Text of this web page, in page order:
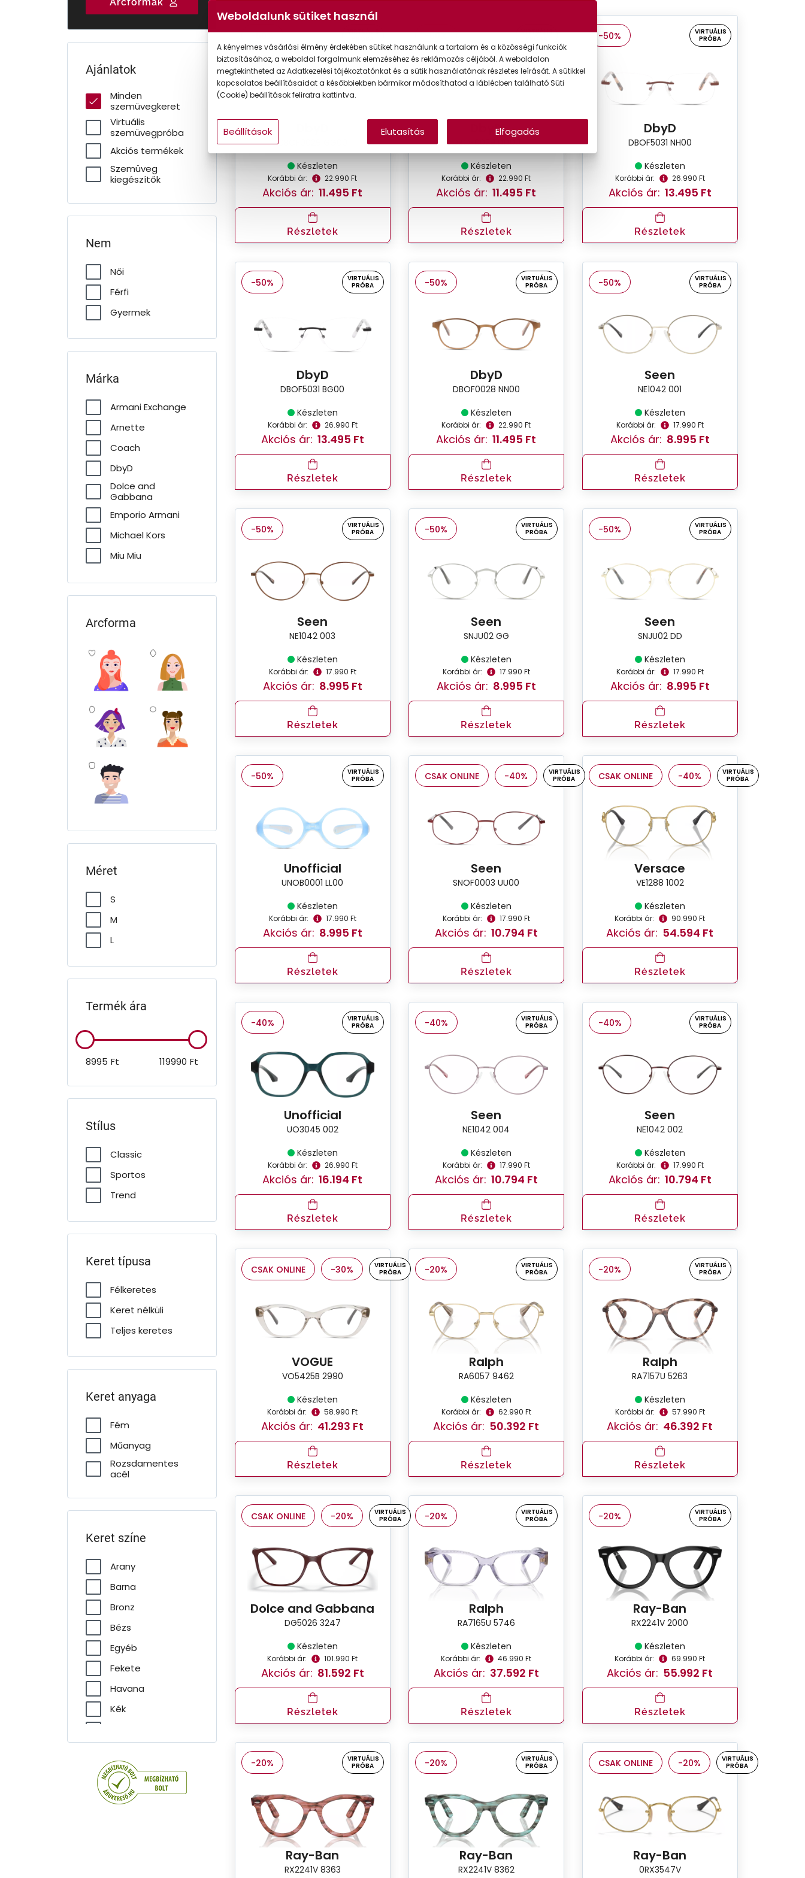
Ajánlatok
Minden
szemüvegkeret
Virtuális
szemüvegpróba
Akciós termékek
Szemüveg
kiegészítők
Nem
Női
Férfi
Gyermek
Márka
Armani Exchange
Arnette
Coach
DbyD
Dolce and
Gabbana
Emporio Armani
Michael Kors
Miu Miu
Ralph
Sferoflex
Ted Baker
Unofficial
VOGUE
Arcforma
Méret
S
M
L
Termék ára
8995 Ft 119990 Ft
Stílus
Classic
Sportos
Trend
Keret típusa
Félkeretes
Keret nélküli
Teljes keretes
Keret anyaga
Fém
Műanyag
Rozsdamentes
acél
Keret színe
Arany
Barna
Bronz
Bézs
Egyéb
Fekete
Havana
Kék
Rózsaszín
Szürke
-50%
VIRTUÁLIS
DBOF0029 GG00
Készleten
Korábbi ár: 22.990 Ft
Akciós ár: 11.495 Ft
Részletek
-50%
VIRTUÁLIS
DbyD
DBOF0029 DD00
Készleten
Korábbi ár: 22.990 Ft
Akciós ár: 11.495 Ft
Részletek
-50%
VIRTUÁLIS
PRÓBA
DbyD
DBOF5031 NH00
Készleten
Korábbi ár: 26.990 Ft
Akciós ár: 13.495 Ft
Részletek
-50%
VIRTUÁLIS
PRÓBA
DbyD
DBOF5031 BG00
Készleten
Korábbi ár: 26.990 Ft
Akciós ár: 13.495 Ft
Részletek
-50%
VIRTUÁLIS
PRÓBA
DbyD
DBOF0028 NN00
Készleten
Korábbi ár: 22.990 Ft
Akciós ár: 11.495 Ft
Részletek
-50%
VIRTUÁLIS
PRÓBA
Seen
NE1042 001
Készleten
Korábbi ár: 17.990 Ft
Akciós ár: 8.995 Ft
Részletek
-50%
VIRTUÁLIS
PRÓBA
Seen
NE1042 003
Készleten
Korábbi ár: 17.990 Ft
Akciós ár: 8.995 Ft
Részletek
-50%
VIRTUÁLIS
PRÓBA
Seen
SNJU02 GG
Készleten
Korábbi ár: 17.990 Ft
Akciós ár: 8.995 Ft
Részletek
-50%
VIRTUÁLIS
PRÓBA
Seen
SNJU02 DD
Készleten
Korábbi ár: 17.990 Ft
Akciós ár: 8.995 Ft
Részletek
-50%
VIRTUÁLIS
PRÓBA
Unofficial
UNOB0001 LL00
Készleten
Korábbi ár: 17.990 Ft
Akciós ár: 8.995 Ft
Részletek
CSAK ONLINE -40%
VIRTUÁLIS
PRÓBA
Seen
SNOF0003 UU00
Készleten
Korábbi ár: 17.990 Ft
Akciós ár: 10.794 Ft
Részletek
CSAK ONLINE -40%
VIRTUÁLIS
PRÓBA
Versace
VE1288 1002
Készleten
Korábbi ár: 90.990 Ft
Akciós ár: 54.594 Ft
Részletek
-40%
VIRTUÁLIS
PRÓBA
Unofficial
UO3045 002
Készleten
Korábbi ár: 26.990 Ft
Akciós ár: 16.194 Ft
Részletek
-40%
VIRTUÁLIS
PRÓBA
Seen
NE1042 004
Készleten
Korábbi ár: 17.990 Ft
Akciós ár: 10.794 Ft
Részletek
-40%
VIRTUÁLIS
PRÓBA
Seen
NE1042 002
Készleten
Korábbi ár: 17.990 Ft
Akciós ár: 10.794 Ft
Részletek
CSAK ONLINE -30%
VIRTUÁLIS
PRÓBA
VOGUE
VO5425B 2990
Készleten
Korábbi ár: 58.990 Ft
Akciós ár: 41.293 Ft
Részletek
-20%
VIRTUÁLIS
PRÓBA
Ralph
RA6057 9462
Készleten
Korábbi ár: 62.990 Ft
Akciós ár: 50.392 Ft
Részletek
-20%
VIRTUÁLIS
PRÓBA
Ralph
RA7157U 5263
Készleten
Korábbi ár: 57.990 Ft
Akciós ár: 46.392 Ft
Részletek
CSAK ONLINE -20%
VIRTUÁLIS
PRÓBA
Dolce and Gabbana
DG5026 3247
Készleten
Korábbi ár: 101.990 Ft
Akciós ár: 81.592 Ft
Részletek
-20%
VIRTUÁLIS
PRÓBA
Ralph
RA7165U 5746
Készleten
Korábbi ár: 46.990 Ft
Akciós ár: 37.592 Ft
Részletek
-20%
VIRTUÁLIS
PRÓBA
Ray-Ban
RX2241V 2000
Készleten
Korábbi ár: 69.990 Ft
Akciós ár: 55.992 Ft
Részletek
-20%
VIRTUÁLIS
PRÓBA
Ray-Ban
RX2241V 8363
-20%
VIRTUÁLIS
PRÓBA
Ray-Ban
RX2241V 8362
CSAK ONLINE -20%
VIRTUÁLIS
PRÓBA
Ray-Ban
0RX3547V
Weboldalunk sütiket használ
A kényelmes vásárlási élmény érdekében sütiket használunk a tartalom és a közösségi funkciók
biztosításához, a weboldal forgalmunk elemzéséhez és reklámozás céljából. A weboldalon
megtekintheted az Adatkezelési tájékoztatónkat és a sütik használatának részletes leírását. A sütikkel
kapcsolatos beállításaidat a későbbiekben bármikor módosíthatod a láblécben található Süti
(Cookie) beállítások feliratra kattintva.
Beállítások Elutasítás Elfogadás